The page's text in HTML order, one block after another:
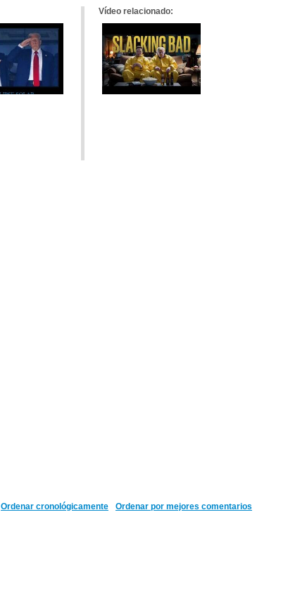
Vídeo relacionado:
Ordenar por mejores comentarios
Ordenar cronológicamente